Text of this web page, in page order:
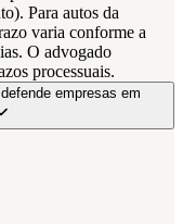
Para autos da
varia conforme a
O advogado
processuais.
empresas em